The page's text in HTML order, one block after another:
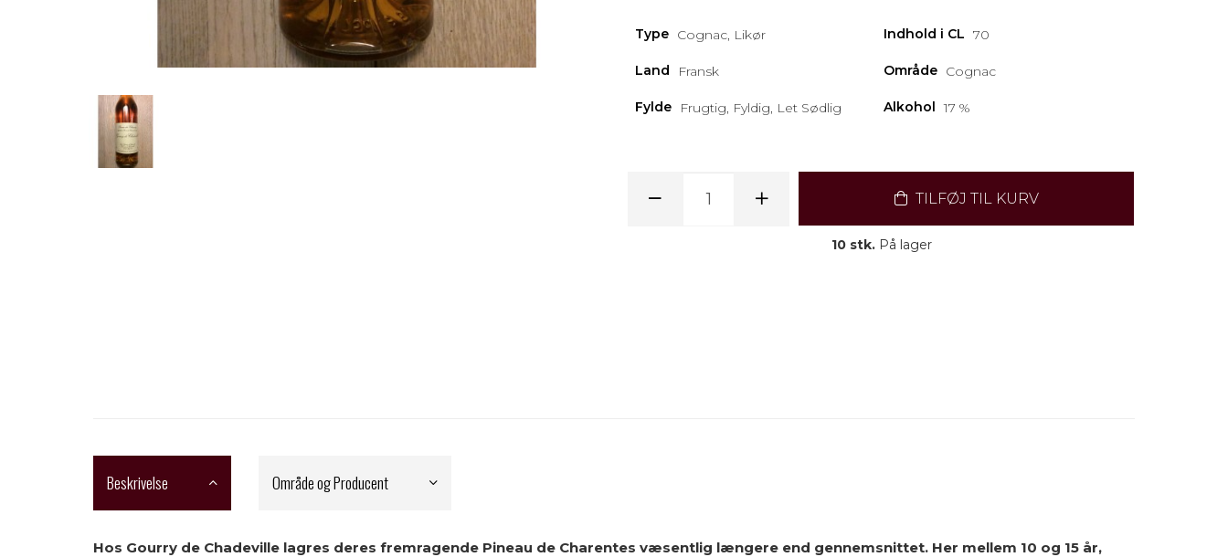
Type Cognac, Likør Indhold i CL 70
Land Fransk Område Cognac
Fylde Frugtig, Fyldig, Let Sødlig Alkohol 17 %
TILFØJ TIL KURV
10 stk.På lager
Beskrivelse Område og Producent
Hos Gourry de Chadeville lagres deres fremragende Pineau de Charentes væsentlig længere end gennemsnittet. Her mellem 10 og 15 år,